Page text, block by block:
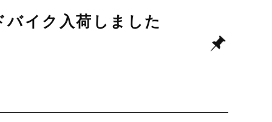
イク入荷しました